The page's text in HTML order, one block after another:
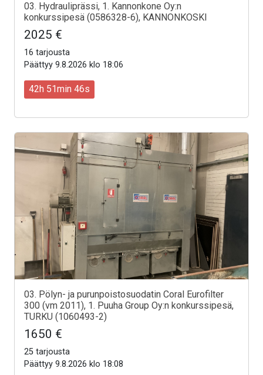
03. Hydrauliprässi, 1. Kannonkone Oy:n
konkurssipesä (0586328-6), KANNONKOSKI
2025 €
16 tarjousta
Päättyy 9.8.2026 klo 18:06
42h 51min 44s
03. Pölyn- ja purunpoistosuodatin Coral Eurofilter
300 (vm 2011), 1. Puuha Group Oy:n konkurssipesä,
TURKU (1060493-2)
1650 €
25 tarjousta
Päättyy 9.8.2026 klo 18:08